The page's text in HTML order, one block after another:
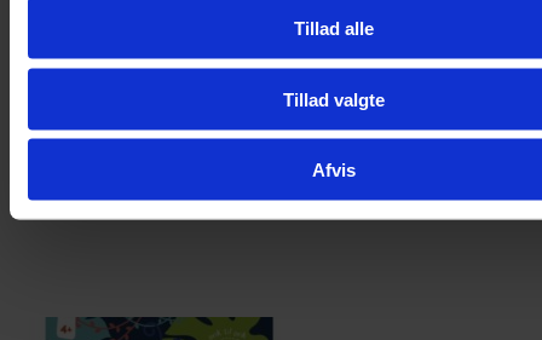
Tillad alle
Tillad valgte
Afvis